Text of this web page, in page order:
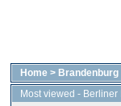
Home >
Most viewed -